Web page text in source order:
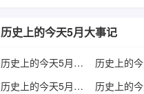
历史上的今天5月大事记
历史上的今天5月1日
历史上的今天5月7日